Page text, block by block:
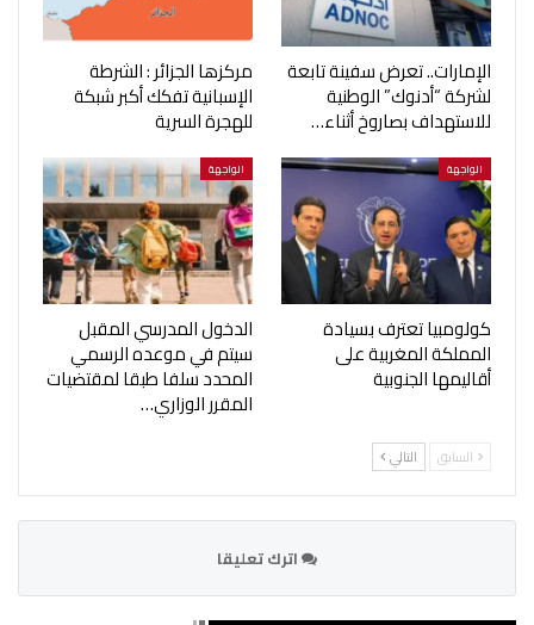
الإمارات.. تعرض سفينة تابعة
لشركة “أدنوك” الوطنية
للاستهداف بصاروخ أثناء…
مركزها الجزائر : الشرطة
الإسبانية تفكك أكبر شبكة
للهجرة السرية
الواجهة
كولومبيا تعترف بسيادة
المملكة المغربية على
أقاليمها الجنوبية
الواجهة
الدخول المدرسي المقبل
سیتم في موعده الرسمي
المحدد سلفا طبقا لمقتضیات
المقرر الوزاري…
السابق التالي
اترك تعليقا